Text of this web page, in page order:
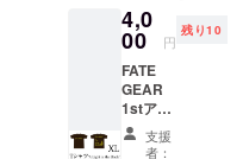
サイズ
です。
4,0
00 円
残り10
FATE
GEAR
1stアル
バム「A
Light in
支援
者：